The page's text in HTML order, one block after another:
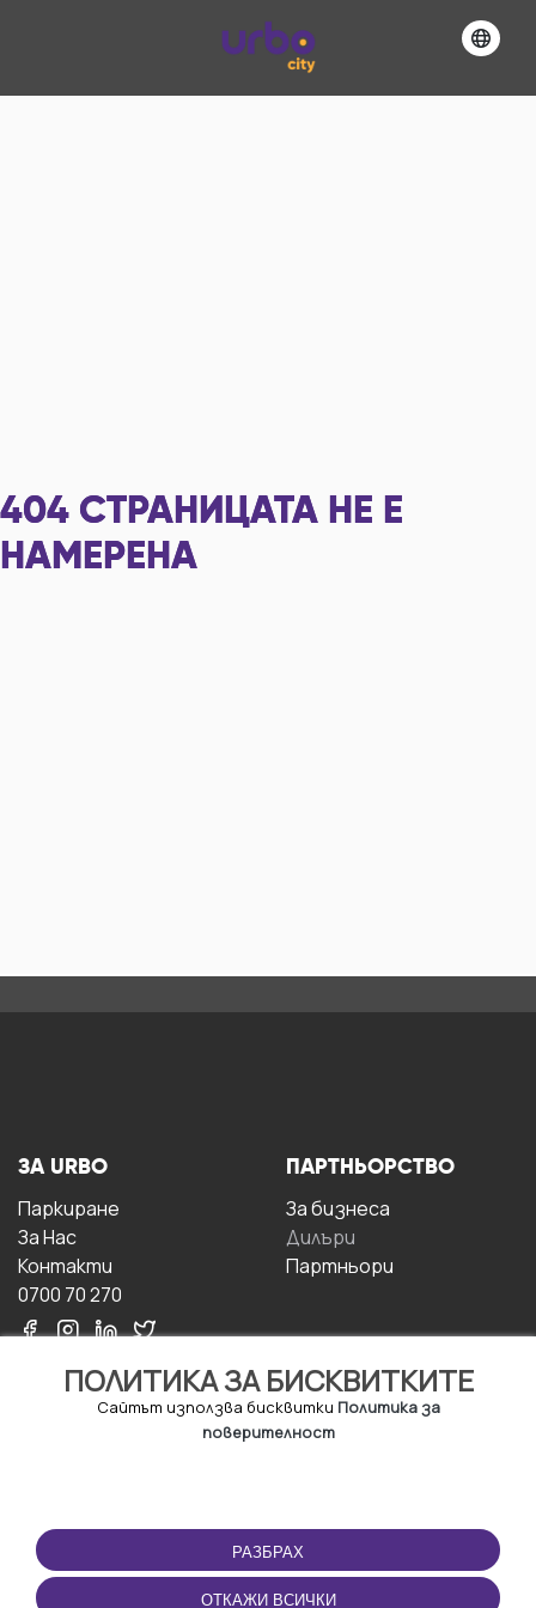
404 СТРАНИЦАТА НЕ Е
НАМЕРЕНА
ПОЛИТИКА ЗА БИСКВИТКИТЕ
Сайтът използва бисквитки Политика за
поверителност
РАЗБРАХ
ОТКАЖИ ВСИЧКИ
ЗА URBO
Паркиране
За Hас
Контакти
0700 70 270
ПАРТНЬОРСТВО
За бизнесa
Дилъри
Партньори
ПОЛЗВАНЕ
Правила и условия за
ползване
ПРИЛОЖЕНИЕТО